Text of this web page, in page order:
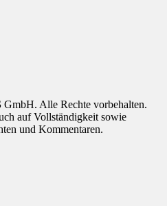
GmbH. Alle Rechte vorbehalten.
auf Vollständigkeit sowie
und Kommentaren.